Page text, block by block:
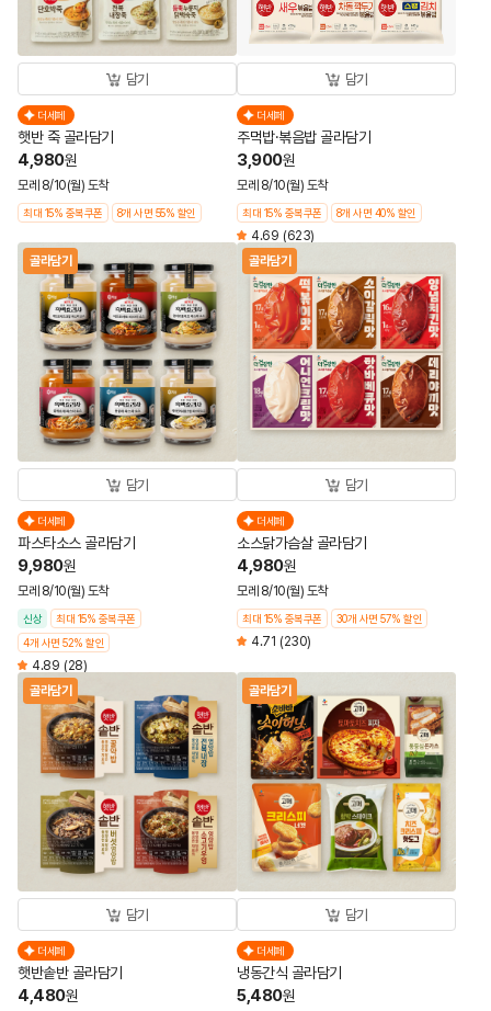
담기
더세페
햇반 죽 골라담기
4,980원
모레 8/10(월) 도착
최대 15% 중복쿠폰 8개 사면 55% 할인
담기
더세페
주먹밥·볶음밥 골라담기
3,900원
모레 8/10(월) 도착
최대 15% 중복쿠폰 8개 사면 40% 할인
4.69 (623)
골라담기
담기
더세페
파스타소스 골라담기
9,980원
모레 8/10(월) 도착
신상
최대 15% 중복쿠폰
4개 사면 52% 할인
4.89 (28)
골라담기
담기
더세페
소스닭가슴살 골라담기
4,980원
모레 8/10(월) 도착
최대 15% 중복쿠폰 30개 사면 57% 할인
4.71 (230)
골라담기
담기
더세페
햇반솥반 골라담기
4,480원
골라담기
담기
더세페
냉동간식 골라담기
5,480원